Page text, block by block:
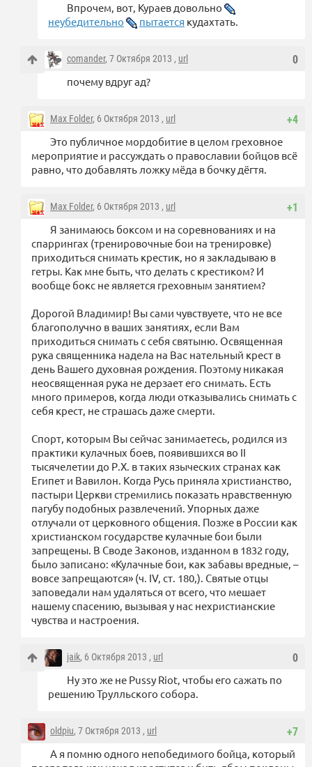
Впрочем, вот, Кураев довольно
неубедительно
пытается кудахтать.
0
comander, 7 Октября 2013 , url
почему вдруг ад?
+4
Max Folder, 6 Октября 2013 , url
Это публичное мордобитие в целом греховное
мероприятие и рассуждать о православии бойцов всё
равно, что добавлять ложку мёда в бочку дёгтя.
+1
Max Folder, 6 Октября 2013 , url
Я занимаюсь боксом и на соревнованиях и на
спаррингах (тренировочные бои на тренировке)
приходиться снимать крестик, но я закладываю в
гетры. Как мне быть, что делать с крестиком? И
вообще бокс не является греховным занятием?
Дорогой Владимир! Вы сами чувствуете, что не все
благополучно в ваших занятиях, если Вам
приходиться снимать с себя святыню. Освященная
рука священника надела на Вас нательный крест в
день Вашего духовная рождения. Поэтому никакая
неосвященная рука не дерзает его снимать. Есть
много примеров, когда люди отказывались снимать с
себя крест, не страшась даже смерти.
Спорт, которым Вы сейчас занимаетесь, родился из
практики кулачных боев, появившихся во II
тысячелетии до Р.Х. в таких языческих странах как
Египет и Вавилон. Когда Русь приняла христианство,
пастыри Церкви стремились показать нравственную
пагубу подобных развлечений. Упорных даже
отлучали от церковного общения. Позже в России как
христианском государстве кулачные бои были
запрещены. В Своде Законов, изданном в 1832 году,
было записано: «Кулачные бои, как забавы вредные, –
вовсе запрещаются» (ч. IV, ст. 180,). Святые отцы
заповедали нам удаляться от всего, что мешает
нашему спасению, вызывая у нас нехристианские
чувства и настроения.
0
jaik, 6 Октября 2013 , url
Ну это же не Pussy Riot, чтобы его сажать по
решению Трулльского собора.
+7
oldpiu, 7 Октября 2013 , url
А я помню одного непобедимого бойца, который